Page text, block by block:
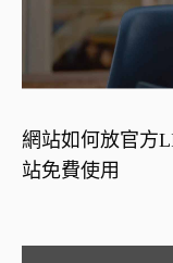
網站如何放官方
站免費使用